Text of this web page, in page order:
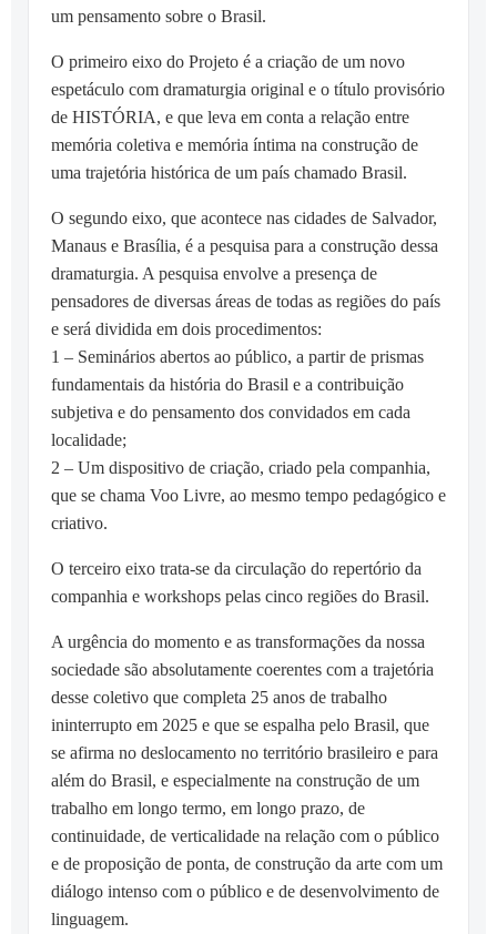
um pensamento sobre o Brasil.
O primeiro eixo do Projeto é a criação de um novo
espetáculo com dramaturgia original e o título provisório
de HISTÓRIA, e que leva em conta a relação entre
memória coletiva e memória íntima na construção de
uma trajetória histórica de um país chamado Brasil.
O segundo eixo, que acontece nas cidades de Salvador,
Manaus e Brasília, é a pesquisa para a construção dessa
dramaturgia. A pesquisa envolve a presença de
pensadores de diversas áreas de todas as regiões do país
e será dividida em dois procedimentos:
1 – Seminários abertos ao público, a partir de prismas
fundamentais da história do Brasil e a contribuição
subjetiva e do pensamento dos convidados em cada
localidade;
2 – Um dispositivo de criação, criado pela companhia,
que se chama Voo Livre, ao mesmo tempo pedagógico e
criativo.
O terceiro eixo trata-se da circulação do repertório da
companhia e workshops pelas cinco regiões do Brasil.
A urgência do momento e as transformações da nossa
sociedade são absolutamente coerentes com a trajetória
desse coletivo que completa 25 anos de trabalho
ininterrupto em 2025 e que se espalha pelo Brasil, que
se afirma no deslocamento no território brasileiro e para
além do Brasil, e especialmente na construção de um
trabalho em longo termo, em longo prazo, de
continuidade, de verticalidade na relação com o público
e de proposição de ponta, de construção da arte com um
diálogo intenso com o público e de desenvolvimento de
linguagem.